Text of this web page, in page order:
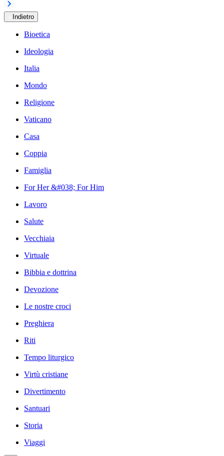
Indietro
Bioetica
Ideologia
Italia
Mondo
Religione
Vaticano
Casa
Coppia
Famiglia
For Her &#038; For Him
Lavoro
Salute
Vecchiaia
Virtuale
Bibbia e dottrina
Devozione
Le nostre croci
Preghiera
Riti
Tempo liturgico
Virtù cristiane
Divertimento
Santuari
Storia
Viaggi